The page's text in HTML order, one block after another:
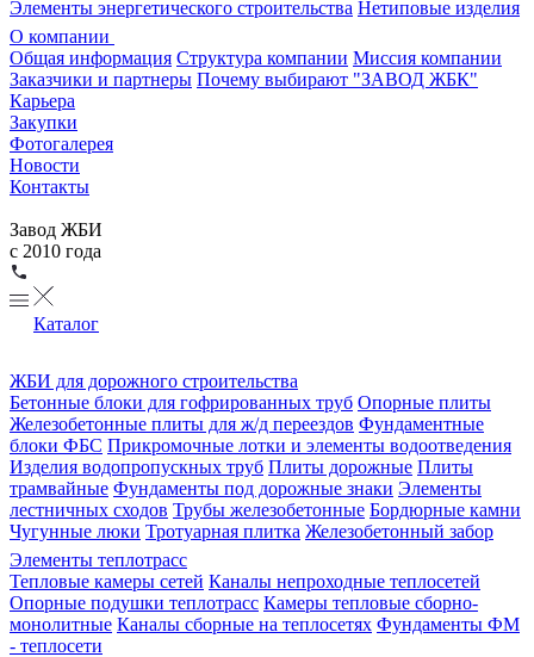
Элементы энергетического строительства Нетиповые изделия
О компании
Общая информация Структура компании Миссия компании
Заказчики и партнеры Почему выбирают "ЗАВОД ЖБК"
Карьера
Закупки
Фотогалерея
Новости
Контакты
Завод ЖБИ
с 2010 года
Каталог
ЖБИ для дорожного строительства
Бетонные блоки для гофрированных труб Опорные плиты
Железобетонные плиты для ж/д переездов Фундаментные
блоки ФБС Прикромочные лотки и элементы водоотведения
Изделия водопропускных труб Плиты дорожные Плиты
трамвайные Фундаменты под дорожные знаки Элементы
лестничных сходов Трубы железобетонные Бордюрные камни
Чугунные люки Тротуарная плитка Железобетонный забор
Элементы теплотрасс
Тепловые камеры сетей Каналы непроходные теплосетей
Опорные подушки теплотрасс Камеры тепловые сборно-
монолитные Каналы сборные на теплосетях Фундаменты ФМ
- теплосети